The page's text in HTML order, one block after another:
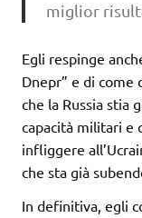
miglior
Egli respinge
Dnepr” e di come
che la Russia stia
capacità militari e
infliggere
che sta già
In definitiva, egli